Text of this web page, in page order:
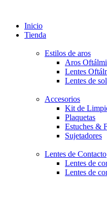
Inicio
Tienda
Estilos de aros
Aros
Lentes
Lentes de
Accesorios
Kit de
Plaquetas
Estuches &
Sujetadores
Lentes de Contacto
Lentes de
Lentes de